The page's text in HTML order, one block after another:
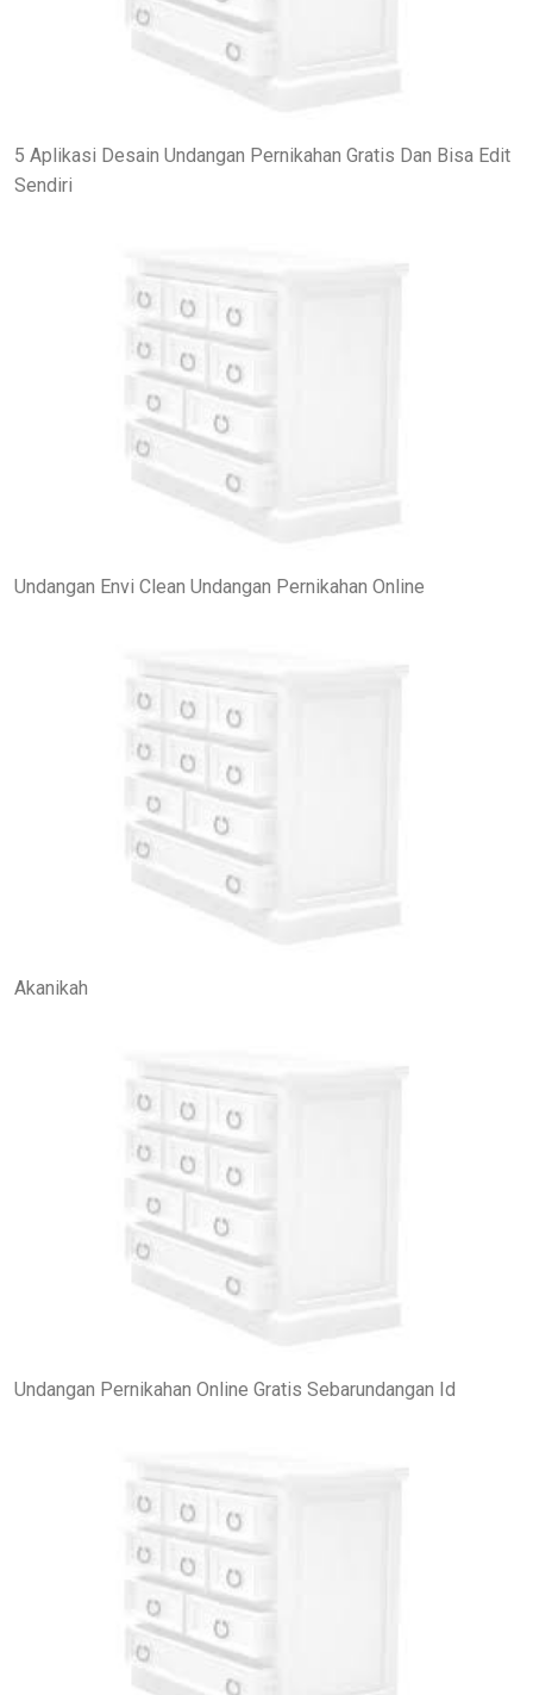
5 Aplikasi Desain Undangan Pernikahan Gratis Dan Bisa Edit
Sendiri
Undangan Envi Clean Undangan Pernikahan Online
Akanikah
Undangan Pernikahan Online Gratis Sebarundangan Id